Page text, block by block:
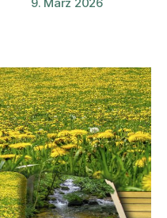
Veröffentlichungsdatum